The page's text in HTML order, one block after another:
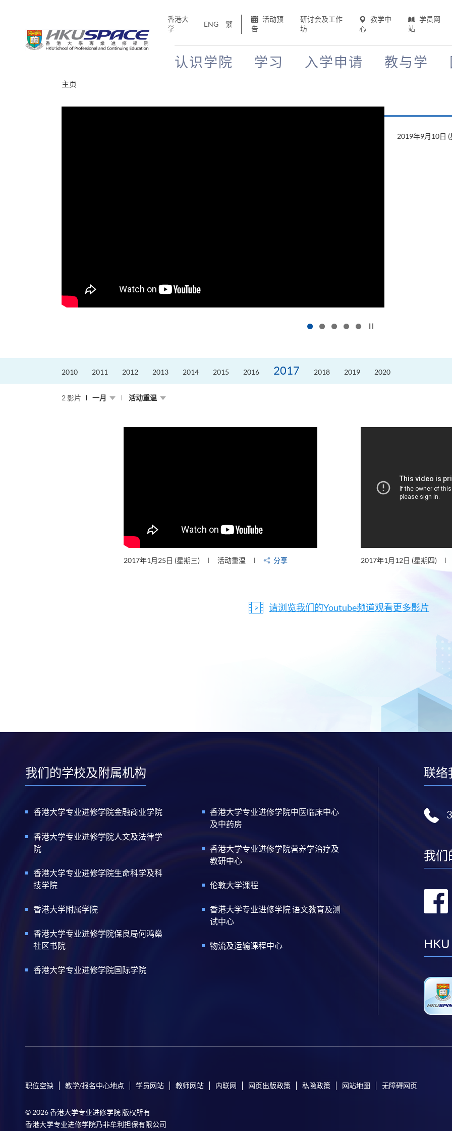
香港大
学
ENG 繁
活动预
告
研讨会及工作
坊
教学中
心
学员网
站
认识学院 学习 入学申请 教与学
主页
2019年8月22日 (
2010 2011 2012 2013 2014 2015 2016 2017 2018 2019 2020
2 影片 一月 活动重温
2017年1月25日 (星期三) 活动重温 分享 2017年1月12日 (星期四)
请浏览我们的Youtube频道观看更多影片
我们的学校及附属机构
香港大学专业进修学院金融商业学院
香港大学专业进修学院人文及法律学
院
香港大学专业进修学院生命科学及科
技学院
香港大学附属学院
香港大学专业进修学院保良局何鸿燊
社区书院
香港大学专业进修学院国际学院
香港大学专业进修学院中医临床中心
及中药房
香港大学专业进修学院营养学治疗及
教研中心
伦敦大学课程
香港大学专业进修学院 语文教育及测
试中心
物流及运输课程中心
联络
我们
HKU
职位空缺 教学/报名中心地点 学员网站 教师网站 内联网 网页出版政策 私隐政策 网站地图 无障碍网页
© 2026 香港大学专业进修学院 版权所有
香港大学专业进修学院乃非牟利担保有限公司